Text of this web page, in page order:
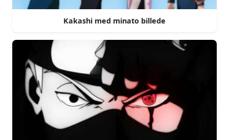
Kakashi med minato billede